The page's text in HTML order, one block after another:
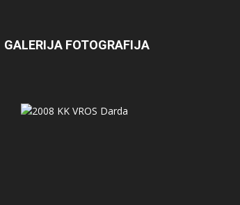
GALERIJA FOTOGRAFIJA